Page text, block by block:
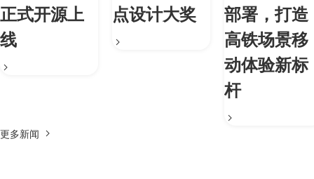
正式开源上
线
点设计大奖
部署，打造
高铁场景移
动体验新标
杆
更多新闻